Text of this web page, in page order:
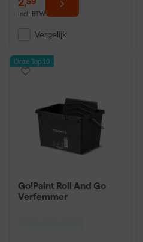
incl. BTW
Vergelijk
Onze Top 10
Go!Paint Roll And Go
Verfemmer